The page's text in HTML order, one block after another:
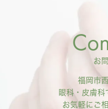
お
福岡市
眼科・皮膚科
お気軽にご